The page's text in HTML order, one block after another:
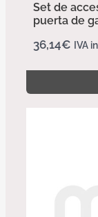
Set de
puerta de
36,14€ IVA